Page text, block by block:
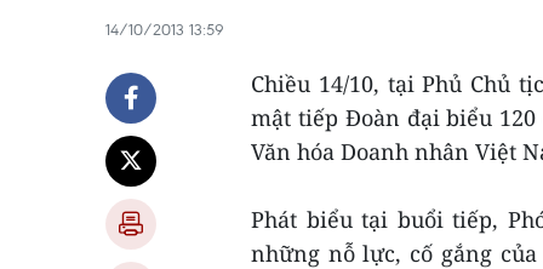
14/10/2013 13:59
Chiều 14/10, tại Phủ Chủ
mật tiếp Đoàn đại biểu
Văn hóa Doanh nhân Việt
Phát biểu tại buổi tiếp,
những nỗ lực, cố gắng